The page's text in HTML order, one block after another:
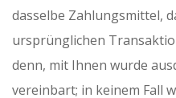
dasselbe Zahlungsmittel,
ursprünglichen
denn, mit Ihnen wurde
vereinbart; in keinem Fall